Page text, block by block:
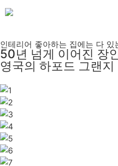
인테리어 좋아하는 집에는 다 있
50년 넘게 이어진 장
영국의 하포드 그랜지